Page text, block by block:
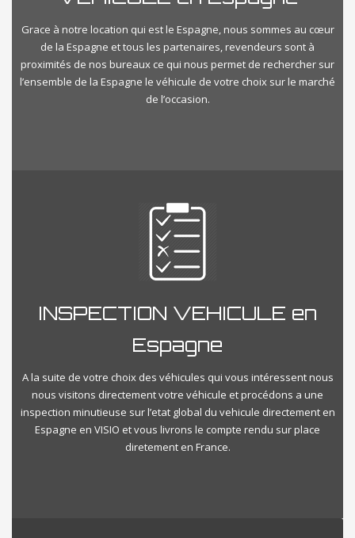
Grace à notre location qui est le Espagne, nous sommes au cœur
de la Espagne et tous les partenaires, revendeurs sont à
proximités de nos bureaux ce qui nous permet de rechercher sur
l’ensemble de la Espagne le véhicule de votre choix sur le marché
de l’occasion.
INSPECTION VEHICULE en
Espagne
A la suite de votre choix des véhicules qui vous intéressent nous
nous visitons directement votre véhicule et procédons a une
inspection minutieuse sur l’etat global du vehicule directement en
Espagne en VISIO et vous livrons le compte rendu sur place
diretement en France.